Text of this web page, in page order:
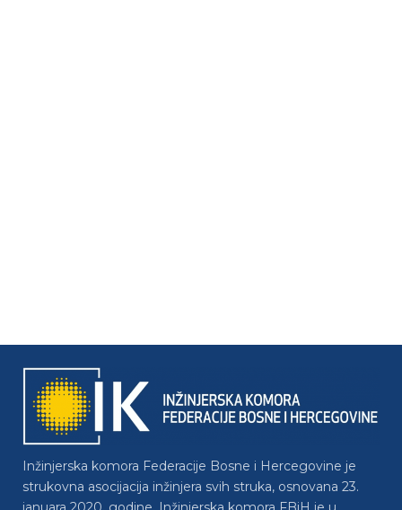
Inžinjerska komora Federacije Bosne i Hercegovine je
strukovna asocijacija inžinjera svih struka, osnovana 23.